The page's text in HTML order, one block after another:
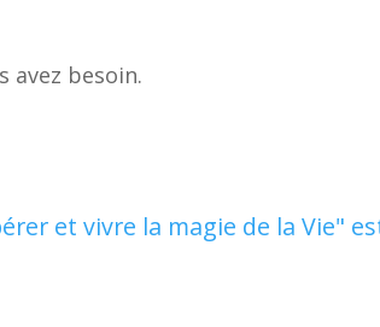
avez besoin.
et vivre la magie de la Vie"